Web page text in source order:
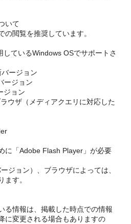
いて
の閲覧を推奨しています。
ているWindows OSでサポートさ
ージョン
ージョン
ジョン
ウザ（メディアクエリに対応した
Adobe Flash Player」が必要
ジョン）、ブラウザによっては、
ます。
る情報は、掲載した時点での情報
に変更される場合もありますの